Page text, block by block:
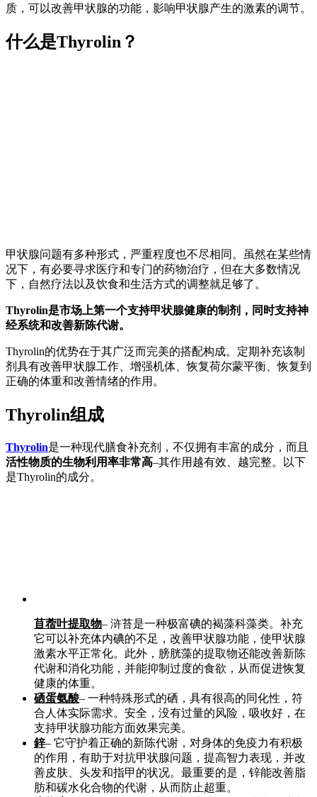
质，可以改善甲状腺的功能，影响甲状腺产生的激素的调节。
什么是Thyrolin？
甲状腺问题有多种形式，严重程度也不尽相同。虽然在某些情
况下，有必要寻求医疗和专门的药物治疗，但在大多数情况
下，自然疗法以及饮食和生活方式的调整就足够了。
Thyrolin是市场上第一个支持甲状腺健康的制剂，同时支持神
经系统和改善新陈代谢。
Thyrolin的优势在于其广泛而完美的搭配构成。定期补充该制
剂具有改善甲状腺工作、增强机体、恢复荷尔蒙平衡、恢复到
正确的体重和改善情绪的作用。
Thyrolin组成
Thyrolin是一种现代膳食补充剂，不仅拥有丰富的成分，而且
活性物质的生物利用率非常高–其作用越有效、越完整。以下
是Thyrolin的成分。
苜蓿叶提取物– 浒苔是一种极富碘的褐藻科藻类。补充
它可以补充体内碘的不足，改善甲状腺功能，使甲状腺
激素水平正常化。此外，膀胱藻的提取物还能改善新陈
代谢和消化功能，并能抑制过度的食欲，从而促进恢复
健康的体重。
硒蛋氨酸– 一种特殊形式的硒，具有很高的同化性，符
合人体实际需求。安全，没有过量的风险，吸收好，在
支持甲状腺功能方面效果完美。
鋅– 它守护着正确的新陈代谢，对身体的免疫力有积极
的作用，有助于对抗甲状腺问题，提高智力表现，并改
善皮肤、头发和指甲的状况。最重要的是，锌能改善脂
肪和碳水化合物的代谢，从而防止超重。